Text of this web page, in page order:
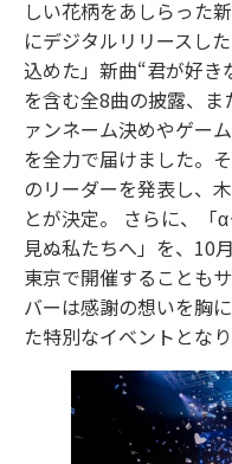
しい花柄をあしらった
にデジタルリリースし
込めた」新曲“君が好き
を含む全8曲の披露、
ァンネーム決めやゲー
を全力で届けました。
のリーダーを発表し、
とが決定。 さらに、「
見ぬ私たちへ」を、10
東京で開催することも
バーは感謝の想いを胸
た特別なイベントとなり